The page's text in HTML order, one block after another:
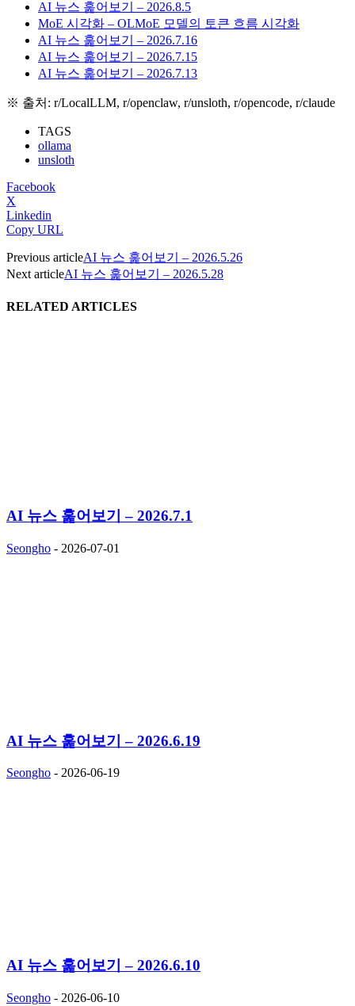
AI 뉴스 훑어보기 – 2026.8.5
MoE 시각화 – OLMoE 모델의 토큰 흐름 시각화
AI 뉴스 훑어보기 – 2026.7.16
AI 뉴스 훑어보기 – 2026.7.15
AI 뉴스 훑어보기 – 2026.7.13
※ 출처: r/LocalLLM, r/openclaw, r/unsloth, r/opencode, r/claude
TAGS
ollama
unsloth
Facebook
X
Linkedin
Copy URL
Previous articleAI 뉴스 훑어보기 – 2026.5.26
Next articleAI 뉴스 훑어보기 – 2026.5.28
RELATED ARTICLES
AI 뉴스 훑어보기 – 2026.7.1
Seongho - 2026-07-01
AI 뉴스 훑어보기 – 2026.6.19
Seongho - 2026-06-19
AI 뉴스 훑어보기 – 2026.6.10
Seongho - 2026-06-10